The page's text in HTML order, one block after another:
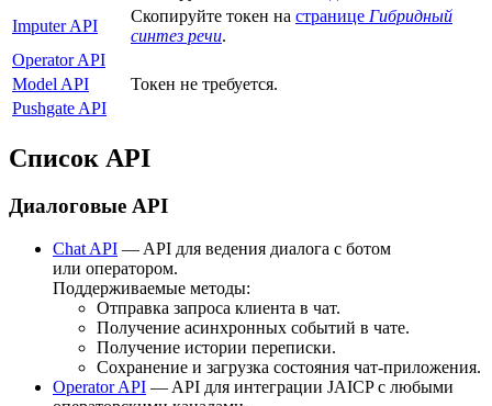
Imputer API
Скопируйте токен на странице Гибридный
синтез речи.
Operator API
Токен не требуется.
Model API
Pushgate API
Список API
Диалоговые API
Chat API — API для ведения диалога с ботом
или оператором.
Поддерживаемые методы:
Отправка запроса клиента в чат.
Получение асинхронных событий в чате.
Получение истории переписки.
Сохранение и загрузка состояния чат-приложения.
Operator API — API для интеграции JAICP с любыми